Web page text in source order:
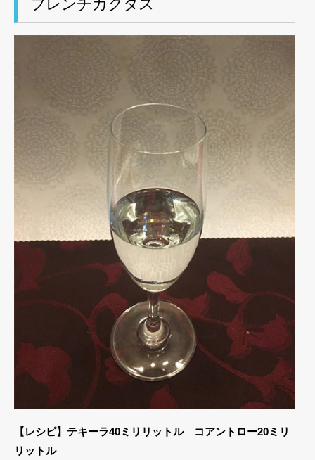
フレンチカクタス
【レシピ】テキーラ40ミリリットル コアントロー20ミリ
リットル